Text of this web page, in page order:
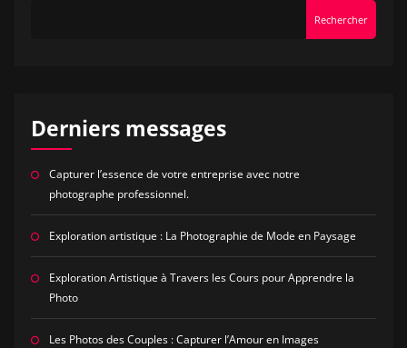
Rechercher
Derniers messages
Capturer l’essence de votre entreprise avec notre
photographe professionnel.
Exploration artistique : La Photographie de Mode en Paysage
Exploration Artistique à Travers les Cours pour Apprendre la
Photo
Les Photos des Couples : Capturer l’Amour en Images